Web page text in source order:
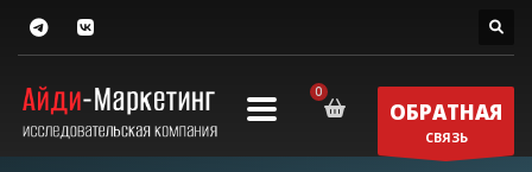
ОБРАТНАЯ
СВЯЗЬ